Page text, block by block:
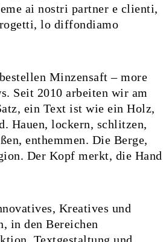
ai nostri partner e clienti,
lo diffondiamo
Minzensaft – more
Seit 2010 arbeiten wir am
ein Text ist wie ein Holz,
Hauen, lockern, schlitzen,
enthemmen. Die Berge,
Der Kopf merkt, die Hand
Kreatives und
in den Bereichen